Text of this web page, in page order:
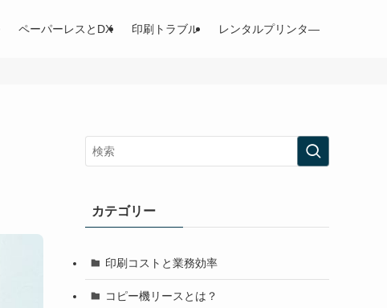
ペーパーレスとDX 印刷トラブル レンタルプリンタ―
カテゴリー
印刷コストと業務効率
コピー機リースとは？